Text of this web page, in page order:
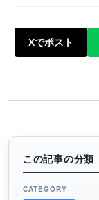
Xでポスト
この記事の分類
CATEGORY